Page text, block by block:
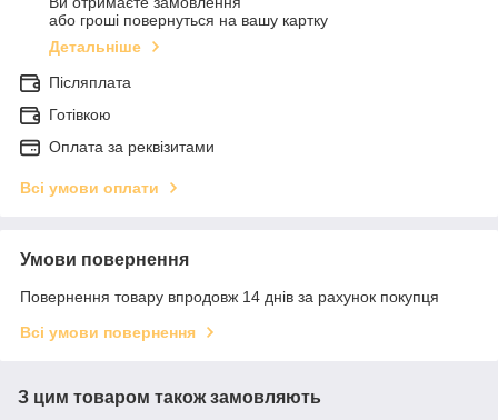
або гроші повернуться на вашу картку
Детальніше
Післяплата
Готівкою
Оплата за реквізитами
Всі умови оплати
Умови повернення
Повернення товару впродовж 14 днів за рахунок покупця
Всі умови повернення
З цим товаром також замовляють